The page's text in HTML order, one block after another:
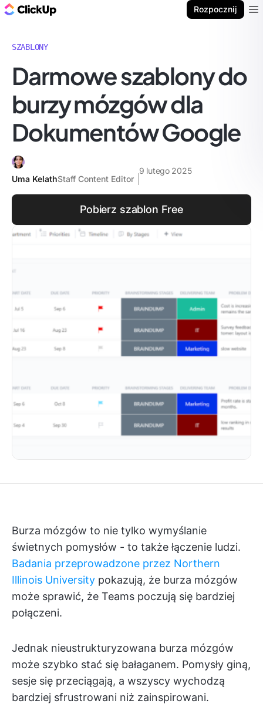
Rozpocznij
SZABLONY
Darmowe szablony do
burzy mózgów dla
Dokumentów Google
Uma KelathStaff Content Editor
9 lutego 2025
Pobierz szablon Free
Burza mózgów to nie tylko wymyślanie
świetnych pomysłów - to także łączenie ludzi.
Badania przeprowadzone przez Northern
Illinois University pokazują, że burza mózgów
może sprawić, że Teams poczują się bardziej
połączeni.
Jednak nieustrukturyzowana burza mózgów
może szybko stać się bałaganem. Pomysły giną,
sesje się przeciągają, a wszyscy wychodzą
bardziej sfrustrowani niż zainspirowani.